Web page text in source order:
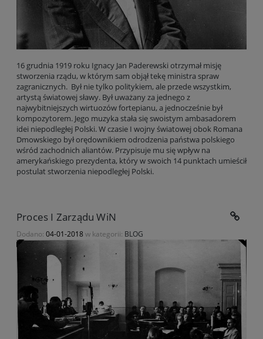
16 grudnia 1919 roku Ignacy Jan Paderewski otrzymał misję
stworzenia rządu, w którym sam objął tekę ministra spraw
zagranicznych. Był nie tylko politykiem, ale przede wszystkim,
artystą światowej sławy. Był uważany za jednego z
najwybitniejszych wirtuozów fortepianu, a jednocześnie był
kompozytorem. Jego muzyka stała się swoistym ambasadorem
idei niepodległej Polski. W czasie I wojny światowej obok Romana
Dmowskiego był orędownikiem odrodzenia państwa polskiego
wśród zachodnich aliantów. Przypisuje mu się wpływ na
amerykańskiego prezydenta, który w swoich 14 punktach umieścił
postulat stworzenia niepodległej Polski.
Proces I Zarządu WiN
Dodano: 04-01-2018w kategorii: BLOG